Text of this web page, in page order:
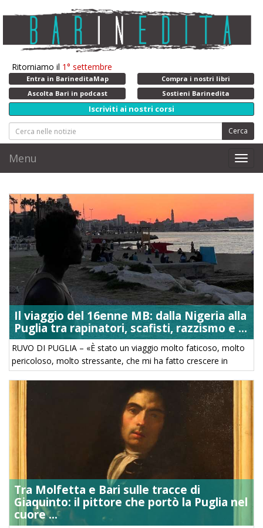
Ritorniamo il 1° settembre
Entra in BarineditaMap
Compra i nostri libri
Ascolta Bari in podcast
Sostieni Barinedita
Iscriviti ai nostri corsi
Cerca
Menu
Il viaggio del 16enne MB: dalla Nigeria alla
Puglia tra rapinatori, scafisti, razzismo e ...
RUVO DI PUGLIA – «È stato un viaggio molto faticoso, molto
pericoloso, molto stressante, che mi ha fatto crescere in
fretta, in un modo inaspettato». Chi parla è un ragazzo
nigeriano ...
Tra Molfetta e Bari sulle tracce di
Giaquinto: il pittore che portò la Puglia nel
cuore ...